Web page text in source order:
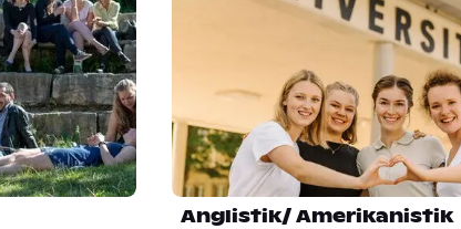
Anglistik/ Amerikanistik